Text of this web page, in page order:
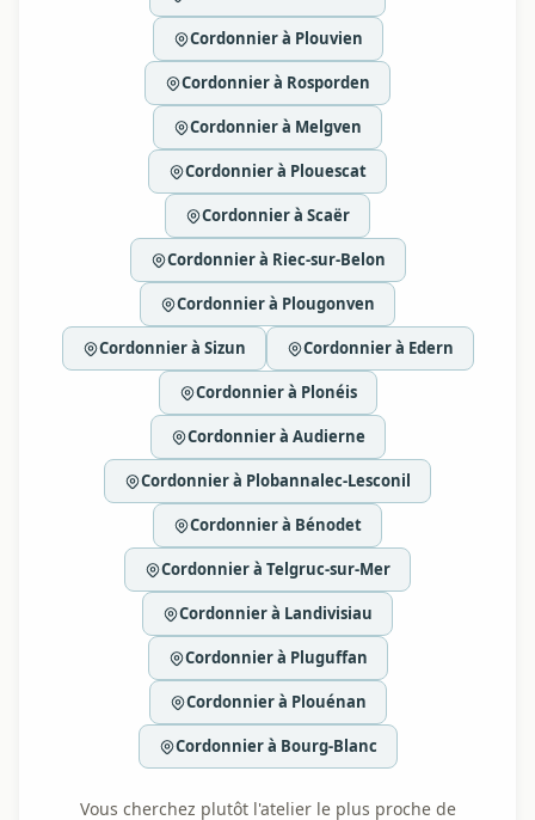
Cordonnier à Plouvien
Cordonnier à Rosporden
Cordonnier à Melgven
Cordonnier à Plouescat
Cordonnier à Scaër
Cordonnier à Riec-sur-Belon
Cordonnier à Plougonven
Cordonnier à Sizun Cordonnier à Edern
Cordonnier à Plonéis
Cordonnier à Audierne
Cordonnier à Plobannalec-Lesconil
Cordonnier à Bénodet
Cordonnier à Telgruc-sur-Mer
Cordonnier à Landivisiau
Cordonnier à Pluguffan
Cordonnier à Plouénan
Cordonnier à Bourg-Blanc
Vous cherchez plutôt l'atelier le plus proche de